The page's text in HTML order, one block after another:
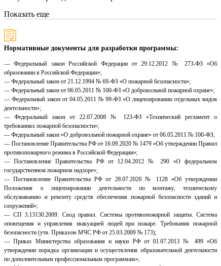
Показать еще
Нормативные документы для разработки программы:
— Федеральный закон Российской Федерации от 29.12.2012 № 273-ФЗ «Об
образовании в Российской Федерации»;
— Федеральный закон от 21.12.1994 № 69-ФЗ «О пожарной безопасности»;
— Федеральный закон от 06.05.2011 № 100-ФЗ «О добровольной пожарной охране»;
— Федеральный закон от 04.05.2011 № 99-ФЗ «О лицензировании отдельных видов
деятельности»;
— Федеральный закон от 22.07.2008 № 123-ФЗ «Технический регламент о
требованиях пожарной безопасности»;
— Федеральный закон «О добровольной пожарной охране» от 06.05.2011 № 100-ФЗ;
— Постановление Правительства РФ от 16.09.2020 № 1479 «Об утверждении Правил
противопожарного режима в Российской Федерации»;
— Постановление Правительства РФ от 12.04.2012 № 290 «О федеральном
государственном пожарном надзоре»;
— Постановление Правительства РФ от 28.07.2020 № 1128 «Об утверждении
Положения о лицензировании деятельности по монтажу, техническому
обслуживанию и ремонту средств обеспечения пожарной безопасности зданий и
сооружений»;
— СП 3.13130.2009. Свод правил. Системы противопожарной защиты. Система
оповещения и управления эвакуацией людей при пожаре. Требования пожарной
безопасности (утв. Приказом МЧС РФ от 25.03.2009 № 173);
— Приказ Министерства образования и науки РФ от 01.07.2013 № 499 «Об
утверждении порядка организации и осуществления образовательной деятельности
по дополнительным профессиональным программам»;